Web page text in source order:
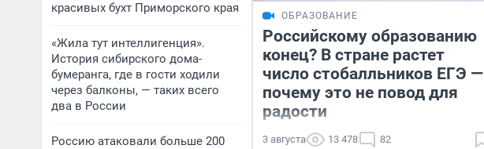
красивых бухт Приморского края
«Жила тут интеллигенция».
История сибирского дома-
бумеранга, где в гости ходили
через балконы, — таких всего
два в России
Россию атаковали больше 200
ОБРАЗОВАНИЕ
Российскому образованию
конец? В стране растет
число стобалльников ЕГЭ —
почему это не повод для
радости
3 августа 13 478 82